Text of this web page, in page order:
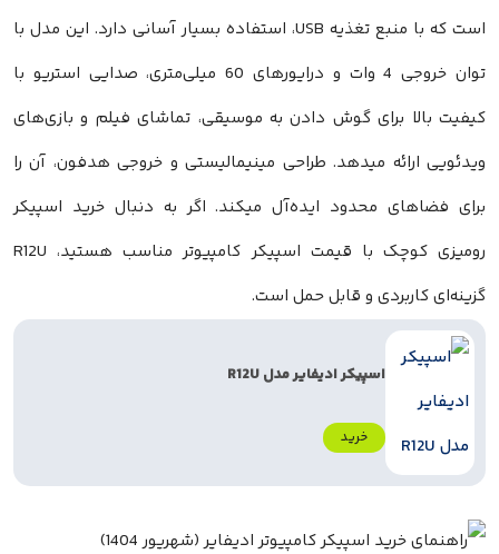
است که با منبع تغذیه USB، استفاده بسیار آسانی دارد. این مدل با
توان خروجی 4 وات و درایورهای 60 میلی‌متری، صدایی استریو با
برای گوش دادن به موسیقی، تماشای فیلم و بازی‌های
میدهد. طراحی مینیمالیستی و خروجی هدفون، آن را
محدود ایده‌آل میکند. اگر به دنبال خرید اسپیکر
رومیزی کوچک با قیمت اسپیکر کامپیوتر مناسب هستید، R12U
و قابل حمل است.
اسپیکر ادیفایر مدل R12U
خرید